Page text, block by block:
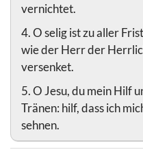
vernichtet.
4. O selig ist zu aller
wie der Herr der
versenket.
5. O Jesu, du mein Hilf
Tränen: hilf, dass ich
sehnen.